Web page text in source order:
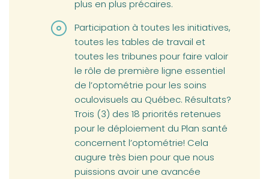
plus en plus précaires.
Participation à toutes les initiatives,
toutes les tables de travail et
toutes les tribunes pour faire valoir
le rôle de première ligne essentiel
de l’optométrie pour les soins
oculovisuels au Québec. Résultats?
Trois (3) des 18 priorités retenues
pour le déploiement du Plan santé
concernent l’optométrie! Cela
augure très bien pour que nous
puissions avoir une avancée